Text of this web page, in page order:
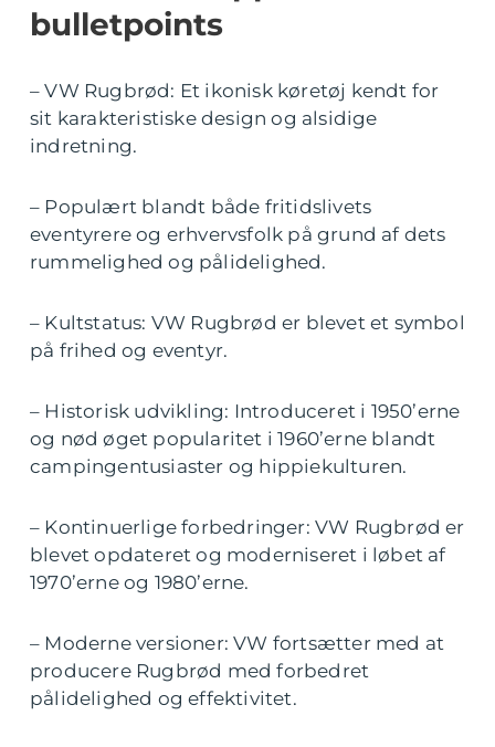
bulletpoints
– VW Rugbrød: Et ikonisk køretøj kendt for
sit karakteristiske design og alsidige
indretning.
– Populært blandt både fritidslivets
eventyrere og erhvervsfolk på grund af dets
rummelighed og pålidelighed.
– Kultstatus: VW Rugbrød er blevet et symbol
på frihed og eventyr.
– Historisk udvikling: Introduceret i 1950’erne
og nød øget popularitet i 1960’erne blandt
campingentusiaster og hippiekulturen.
– Kontinuerlige forbedringer: VW Rugbrød er
blevet opdateret og moderniseret i løbet af
1970’erne og 1980’erne.
– Moderne versioner: VW fortsætter med at
producere Rugbrød med forbedret
pålidelighed og effektivitet.